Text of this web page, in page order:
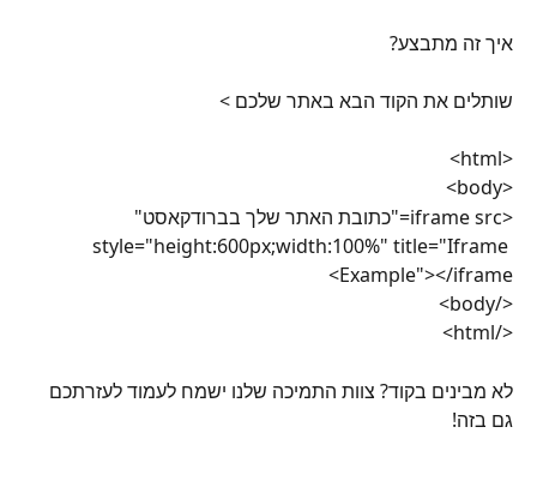
איך זה מתבצע?
שותלים את הקוד הבא באתר שלכם >
<html>
<body>
<iframe src="כתובת האתר שלך בברודקאסט"
style="height:600px;width:100%" title="Iframe
Example"></iframe>
</body>
</html>
לא מבינים בקוד? צוות התמיכה שלנו ישמח לעמוד לעזרתכם
גם בזה!